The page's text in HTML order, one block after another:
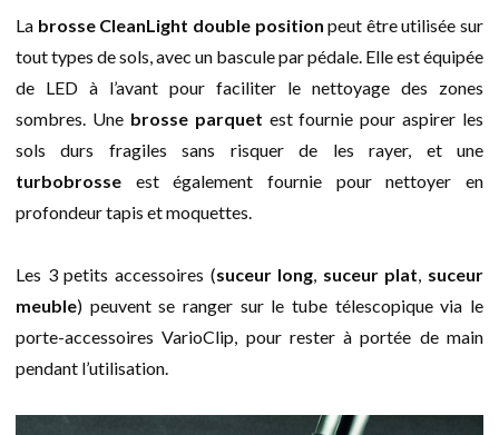
La brosse CleanLight double position peut être utilisée sur
tout types de sols, avec un bascule par pédale. Elle est équipée
de LED à l’avant pour faciliter le nettoyage des zones
sombres. Une brosse parquet est fournie pour aspirer les
sols durs fragiles sans risquer de les rayer, et une
turbobrosse est également fournie pour nettoyer en
profondeur tapis et moquettes.
Les 3 petits accessoires (suceur long, suceur plat, suceur
meuble) peuvent se ranger sur le tube télescopique via le
porte-accessoires VarioClip, pour rester à portée de main
pendant l’utilisation.